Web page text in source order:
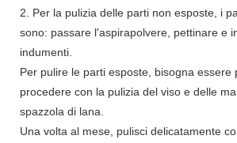
2. Per la pulizia delle parti non esposte, i
sono: passare l'aspirapolvere, pettinare e
indumenti.
Per pulire le parti esposte, bisogna essere
procedere con la pulizia del viso e delle
spazzola di lana.
Una volta al mese, pulisci delicatamente